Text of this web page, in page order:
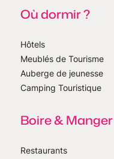
Où dormir ?
Hôtels
Meublés de Tourisme
Auberge de jeunesse
Camping Touristique
Boire & Manger
Restaurants